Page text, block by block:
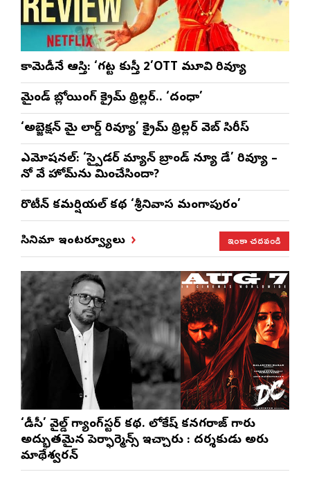
కామెడీనే ఆస్తి: ‘గట్ట కుస్తీ 2’OTT మూవి రివ్యూ
మైండ్ బ్లోయింగ్ క్రైమ్ థ్రిల్లర్.. ‘దంధా’
‘అబ్జెక్ష‌న్ మై లార్డ్ రివ్యూ’ క్రైమ్ థ్రిల్ల‌ర్ వెబ్ సిరీస్
ఎమోష‌న‌ల్‌: ‘స్పైడర్ మ్యాన్ బ్రాండ్ న్యూ డే’ రివ్యూ –
నో వే హోమ్‌ను మించేసిందా?
రొటీన్‌ కమర్షియల్‌ కథ ‘శ్రీనివాస మంగాపురం’
సినిమా ఇంటర్వ్యూలు ఇంకా చదవండి
‘డీసీ’ వైల్డ్ గ్యాంగ్‌స్టర్ కథ. లోకేష్ కనగరాజ్ గారు
అద్భుతమైన పెర్ఫార్మెన్స్ ఇచ్చారు : దర్శకుడు అరుణ్
మాథేశ్వరన్